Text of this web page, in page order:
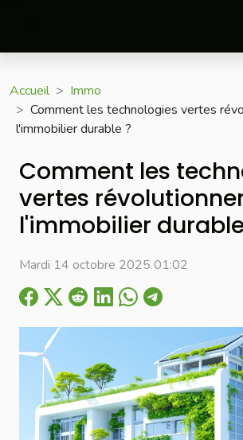
Accueil
Immo
Comment les technologies vertes
l'immobilier durable ?
Comment les
vertes
l'immobilier
Mardi 14 octobre 2025 01:02